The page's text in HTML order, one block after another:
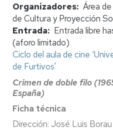
Organizadores Área
de Cultura y Proyección
Entrada
Entrada libre
(aforo limitado)
Ciclo del aula de cine
de Furtivos'
Crimen de doble filo
España)
Ficha técnica
Dirección: José Luis Borau